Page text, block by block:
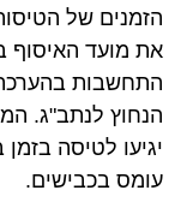
הזמנים של
את מועד
התחשבות
הנחוץ לנתב"ג.
יגיעו לטיסה
עומס בכבישים.